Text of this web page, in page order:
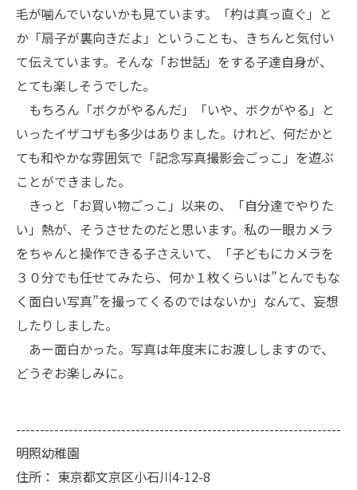
毛が噛んでいないかも見ています。「杓は真っ直ぐ」と
か「扇子が裏向きだよ」ということも、きちんと気付い
て伝えています。そんな「お世話」をする子達自身が、
とても楽しそうでした。
もちろん「ボクがやるんだ」「いや、ボクがやる」と
いったイザコザも多少はありました。けれど、何だかと
ても和やかな雰囲気で「記念写真撮影会ごっこ」を遊ぶ
ことができました。
きっと「お買い物ごっこ」以来の、「自分達でやりた
い」熱が、そうさせたのだと思います。私の一眼カメラ
をちゃんと操作できる子さえいて、「子どもにカメラを
３０分でも任せてみたら、何か１枚くらいは”とんでもな
く面白い写真”を撮ってくるのではないか」なんて、妄想
したりしました。
あー面白かった。写真は年度末にお渡ししますので、
どうぞお楽しみに。
--------------------------------------------------------------------
明照幼稚園
住所： 東京都文京区小石川4-12-8